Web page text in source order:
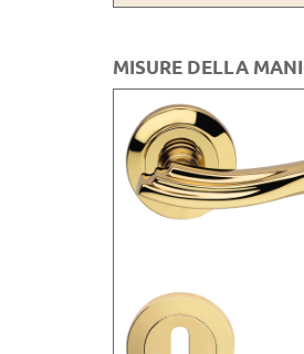
MISURE DELLA